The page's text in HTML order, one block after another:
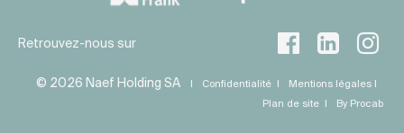
© 2026 Naef Holding SA Confidentialité
Mentions légales
Plan de site
By Procab
Retrouvez-nous sur